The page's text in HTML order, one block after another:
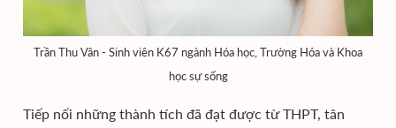
Trần Thu Vân - Sinh viên K67 ngành Hóa học, Trường Hóa và Khoa
học sự sống
Tiếp nối những thành tích đã đạt được từ THPT, tân